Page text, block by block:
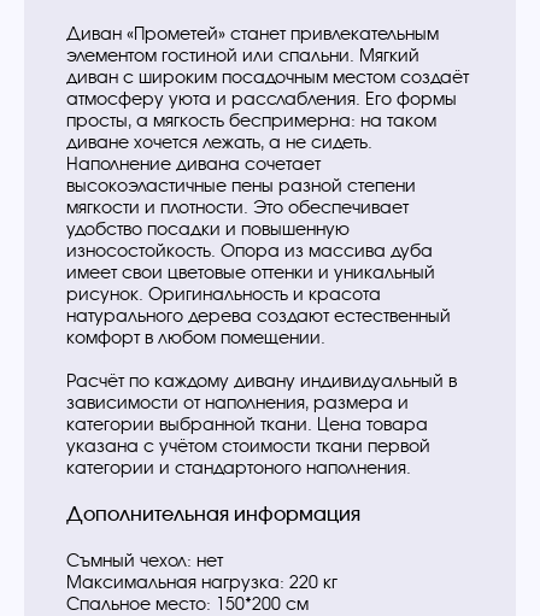
Диван «Прометей» станет привлекательным
элементом гостиной или спальни. Мягкий
диван с широким посадочным местом создаёт
атмосферу уюта и расслабления. Его формы
просты, а мягкость беспримерна: на таком
диване хочется лежать, а не сидеть.
Наполнение дивана сочетает
высокоэластичные пены разной степени
мягкости и плотности. Это обеспечивает
удобство посадки и повышенную
износостойкость. Опора из массива дуба
имеет свои цветовые оттенки и уникальный
рисунок. Оригинальность и красота
натурального дерева создают естественный
комфорт в любом помещении.
Расчёт по каждому дивану индивидуальный в
зависимости от наполнения, размера и
категории выбранной ткани. Цена товара
указана с учётом стоимости ткани первой
категории и стандартоного наполнения.
Дополнительная информация
Съмный чехол: нет
Максимальная нагрузка: 220 кг
Спальное место: 150*200 см